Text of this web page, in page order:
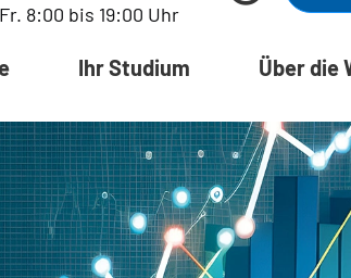
8:00 bis 19:00 Uhr
Ihr Studium Über die